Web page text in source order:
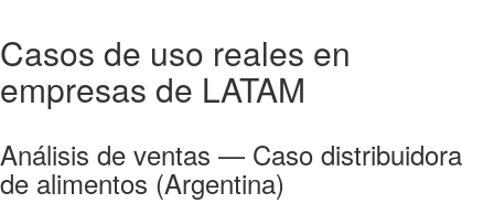
Casos de uso reales en
empresas de LATAM
Análisis de ventas — Caso distribuidora
de alimentos (Argentina)